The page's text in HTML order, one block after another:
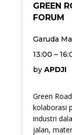
GREEN
FORUM
Garuda
13:00 –
by APDJI
Green
kolaborasi
industri
jalan,